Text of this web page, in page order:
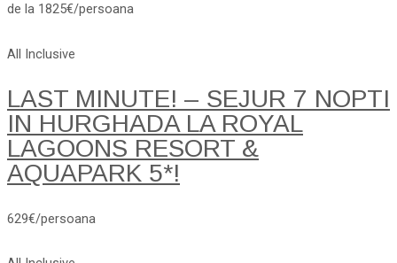
de la 1825€/persoana
All Inclusive
LAST MINUTE! – SEJUR 7 NOPTI
IN HURGHADA LA ROYAL
LAGOONS RESORT &
AQUAPARK 5*!
629€/persoana